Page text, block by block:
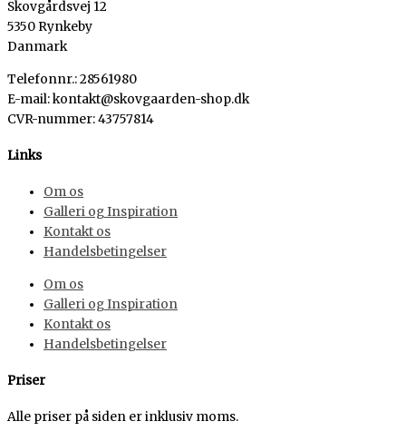
Skovgårdsvej 12
5350 Rynkeby
Danmark
Telefonnr.: 28561980
E-mail: kontakt@skovgaarden-shop.dk
CVR-nummer:43757814
Links
Om os
Galleri og Inspiration
Kontakt os
Handelsbetingelser
Om os
Galleri og Inspiration
Kontakt os
Handelsbetingelser
Priser
Alle priser på siden er inklusiv moms.